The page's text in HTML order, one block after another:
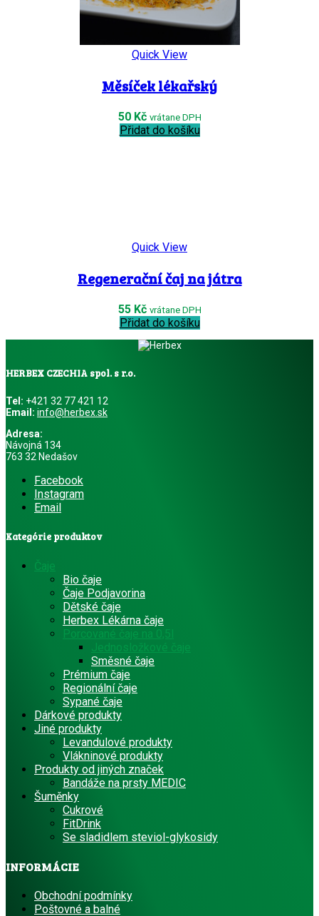
Quick View
Měsíček lékařský
50 Kč vrátane DPH
Přidat do košíku
Quick View
Regenerační čaj na játra
55 Kč vrátane DPH
Přidat do košíku
HERBEX CZECHIA spol. s r.o.
Tel: +421 32 77 421 12
Email: info@herbex.sk
Adresa:
Návojná 134
763 32 Nedašov
Facebook
Instagram
Email
Kategórie produktov
Čaje
Bio čaje
Čaje Podjavorina
Dětské čaje
Herbex Lékárna čaje
Porcované čaje na 0,5l
Jednosložkové čaje
Směsné čaje
Prémium čaje
Regionální čaje
Sypané čaje
Dárkové produkty
Jiné produkty
Levandulové produkty
Vlákninové produkty
Produkty od jiných značek
Bandáže na prsty MEDIC
Šuměnky
Cukrové
FitDrink
Se sladidlem steviol-glykosidy
INFORMÁCIE
Obchodní podmínky
Poštovné a balné